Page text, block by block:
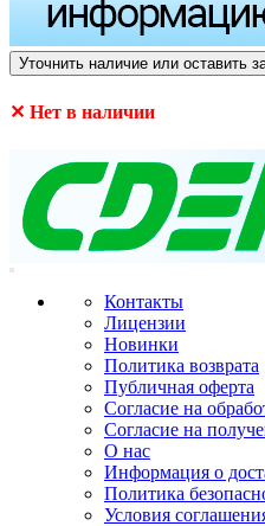
Уточнить наличие или оставить
✕ Нет в наличии
Контакты
Лицензии
Новинки
Политика возврата
Публичная оферта
Согласие на
Согласие на
О нас
Информация о
Политика
Условия